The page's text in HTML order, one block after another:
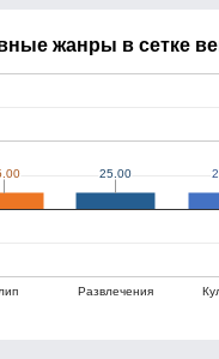
жанры в сетке
Развлечения
25.00
25.00